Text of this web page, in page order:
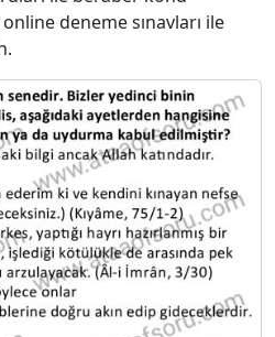
deneme sınavları ile